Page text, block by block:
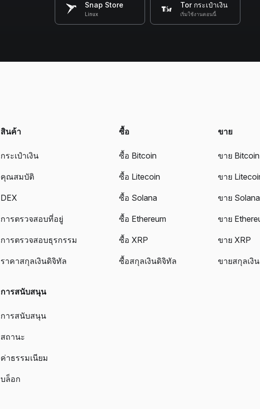
Snap Store
Linux
Tor กระเป๋าเงิน
เริ่มใช้งานตอนนี้
สินค้า
กระเป๋าเงิน
คุณสมบัติ
DEX
การตรวจสอบที่อยู่
การตรวจสอบธุรกรรม
ราคาสกุลเงินดิจิทัล
ซื้อ
ซื้อ Bitcoin
ซื้อ Litecoin
ซื้อ Solana
ซื้อ Ethereum
ซื้อ XRP
ซื้อสกุลเงินดิจิทัล
ขาย
ขาย Bitcoin
ขาย
ขาย Solana
ขาย
ขาย XRP
ขายสกุลเงิ
การสนับสนุน
การสนับสนุน
สถานะ
ค่าธรรมเนียม
บล็อก